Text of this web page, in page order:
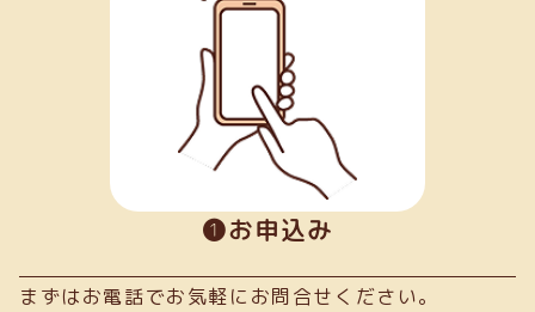
➊お申込み
まずはお電話でお気軽にお問合せください。